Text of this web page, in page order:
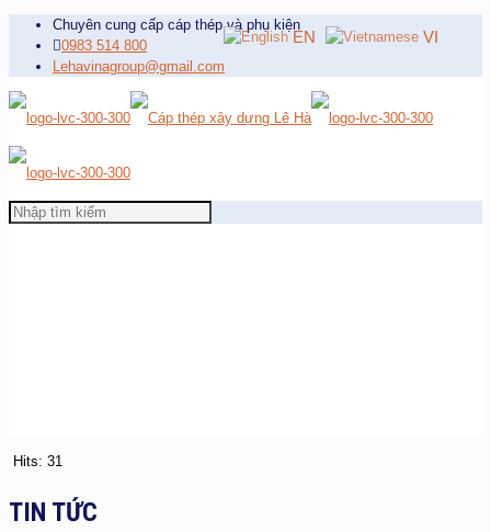
Chuyên cung cấp cáp thép và phụ kiện
0983 514 800
Lehavinagroup@gmail.com
Hits: 31
TIN TỨC
EN VI